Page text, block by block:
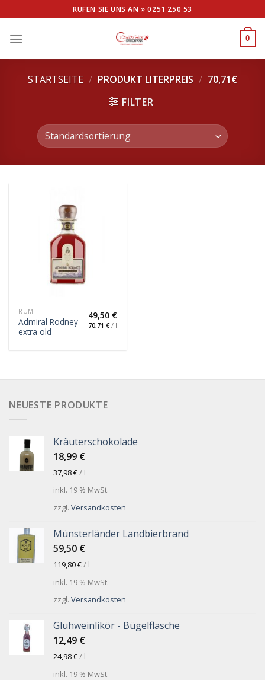
to
content
RUFEN SIE UNS AN »0251 250 53
0
STARTSEITE / PRODUKT LITERPREIS / 70,71€
FILTER
RUM
Admiral Rodney
extra old
49,50 €
70,71 €/ l
NEUESTE PRODUKTE
Kräuterschokolade
18,99 €
37,98€/ l
inkl. 19 % MwSt.
zzgl. Versandkosten
Münsterländer Landbierbrand
59,50 €
119,80€/ l
inkl. 19 % MwSt.
zzgl. Versandkosten
Glühweinlikör - Bügelflasche
12,49 €
24,98€/ l
inkl. 19 % MwSt.